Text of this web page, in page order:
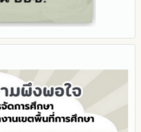
มโปร่งใสภายใน สพท.
ฒนาองค์กร
สริมคุณธรรมและความโปร่งใส